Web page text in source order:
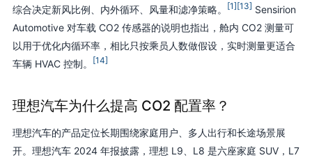
综合决定新风比例、内外循环、风量和滤净策略。
[1][13] Sensirion
Automotive 对车载 CO2 传感器的说明也指出，舱内 CO2 测量可
以用于优化内循环率，相比只按乘员人数做假设，实时测量更适合
车辆 HVAC 控制。
[14]
理想汽车为什么提高 CO2 配置率？
理想汽车的产品定位长期围绕家庭用户、多人出行和长途场景展
开。理想汽车 2024 年报披露，理想 L9、L8 是六座家庭 SUV，L7